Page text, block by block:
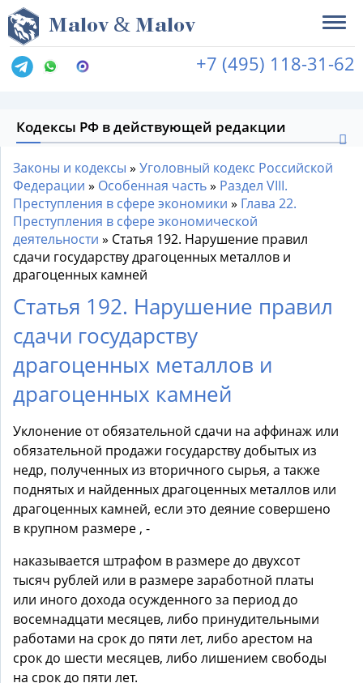
Malov & Malov
+7 (495) 118-31-62
Кодексы РФ в действующей редакции
Законы и кодексы » Уголовный кодекс Российской
Федерации » Особенная часть» Раздел VIII.
Преступления в сфере экономики » Глава 22.
Преступления в сфере экономической
деятельности » Статья 192. Нарушение правил
сдачи государству драгоценных металлов и
драгоценных камней
Статья 192. Нарушение правил
сдачи государству
драгоценных металлов и
драгоценных камней
Уклонение от обязательной сдачи на аффинаж или
обязательной продажи государству добытых из
недр, полученных из вторичного сырья, а также
поднятых и найденных драгоценных металлов или
драгоценных камней, если это деяние совершено
в крупном размере , -
наказывается штрафом в размере до двухсот
тысяч рублей или в размере заработной платы
или иного дохода осужденного за период до
восемнадцати месяцев, либо принудительными
работами на срок до пяти лет, либо арестом на
срок до шести месяцев, либо лишением свободы
на срок до пяти лет.